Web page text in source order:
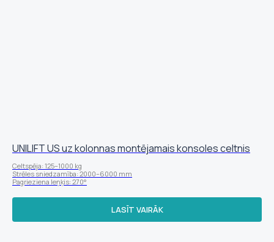
UNILIFT US uz kolonnas montējamais konsoles celtnis
Celtspēja: 125–1000 kg
Strēles sniedzamība: 2000–6000 mm
Pagrieziena leņķis: 270°
LASĪT VAIRĀK